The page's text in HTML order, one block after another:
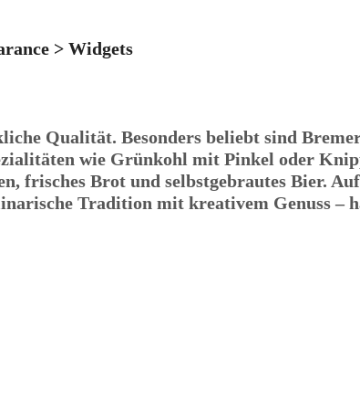
> Widgets
Qualität. Besonders beliebt sind
wie Grünkohl mit Pinkel oder
frisches Brot und selbstgebrautes Bier.
Tradition mit kreativem Genuss –